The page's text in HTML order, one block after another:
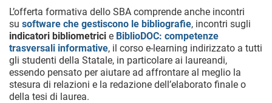
L’offerta formativa dello SBA comprende anche incontri
su software che gestiscono le bibliografie, incontri sugli
indicatori bibliometrici e BiblioDOC: competenze
trasversali informative, il corso e-learning indirizzato a tutti
gli studenti della Statale, in particolare ai laureandi,
essendo pensato per aiutare ad affrontare al meglio la
stesura di relazioni e la redazione dell’elaborato finale o
della tesi di laurea.